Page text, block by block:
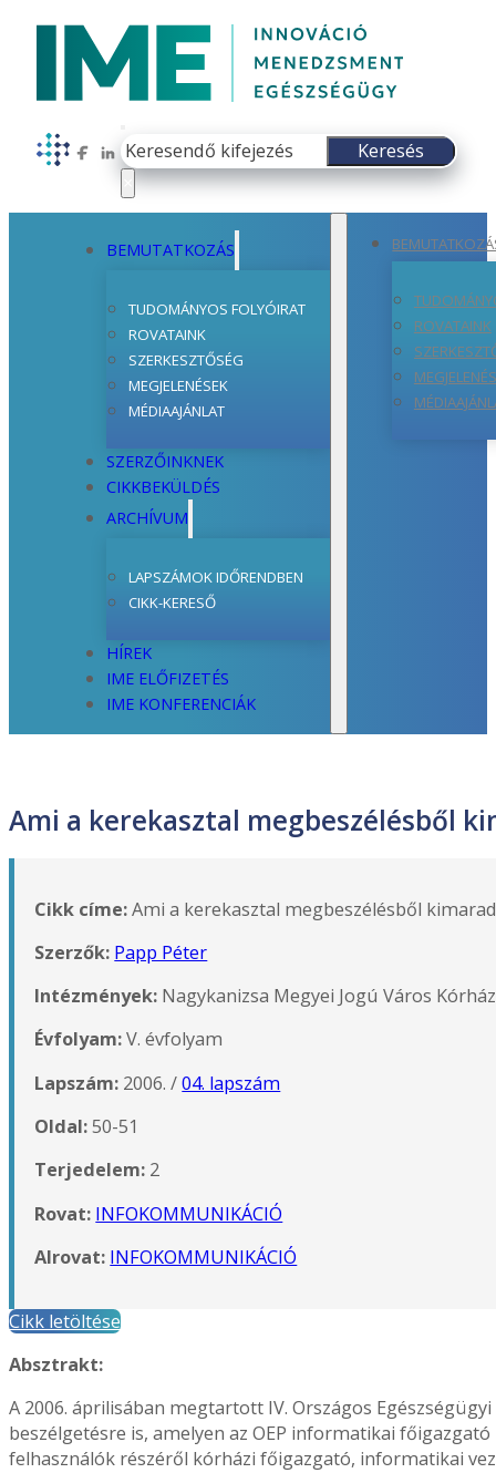
Follow us on Facebook
Follow us on LinkedIn
Keresés
Keresés
BEMUTATKOZÁS
TUDOMÁNYOS FOLYÓIRAT
ROVATAINK
SZERKESZTŐSÉG
MEGJELENÉSEK
MÉDIAAJÁNLAT
SZERZŐINKNEK
CIKKBEKÜLDÉS
ARCHÍVUM
LAPSZÁMOK IDŐRENDBEN
CIKK-KERESŐ
HÍREK
IME ELŐFIZETÉS
IME KONFERENCIÁK
ROVATAINK
Ami a kerekasztal megbeszélésből
Cikk címe:Ami a kerekasztal megbeszélésből
Szerzők: Papp Péter
Intézmények: Nagykanizsa Megyei Jogú Város
Évfolyam:V. évfolyam
Lapszám: 2006. /04. lapszám
Oldal:50-51
Terjedelem: 2
Rovat: INFOKOMMUNIKÁCIÓ
Alrovat: INFOKOMMUNIKÁCIÓ
Cikk letöltése
Absztrakt:
A 2006. áprilisában megtartott IV. Országos
beszélgetésre is, amelyen az OEP informatikai
felhasználók részéről kórházi főigazgató, informatikai